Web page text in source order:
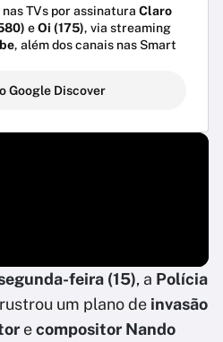
TVs por assinatura Claro
eOi (175), via streaming
, além dos canais nas Smart
Google Discover
feira (15), a Polícia
um plano de invasão
ecompositor Nando